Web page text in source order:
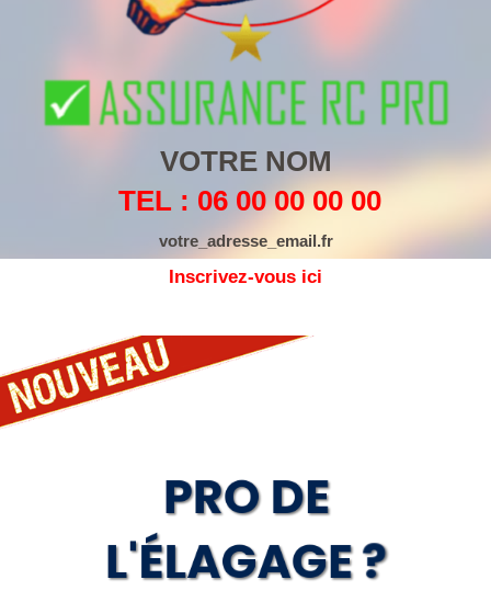
VOTRE NOM
TEL : 06 00 00 00 00
votre_adresse_email.fr
Inscrivez-vous ici